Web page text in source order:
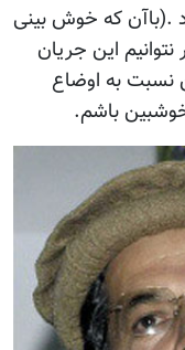
.(باآن که خوش بینی
این جریان
نسبت به اوضاع
باشم.